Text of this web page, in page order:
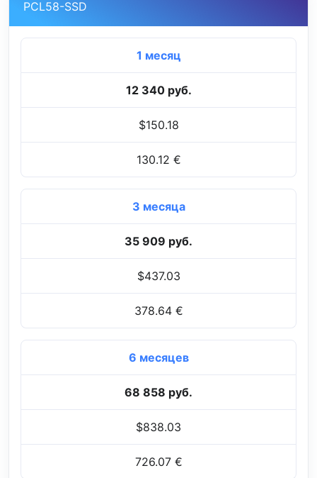
PCL58-SSD
1 месяц
12 340 руб.
$150.18
130.12 €
3 месяца
35 909 руб.
$437.03
378.64 €
6 месяцев
68 858 руб.
$838.03
726.07 €